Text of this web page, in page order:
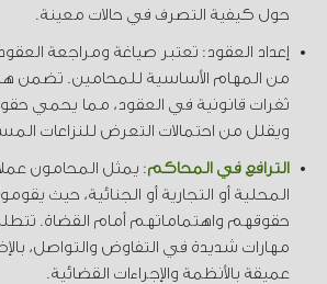
حول كيفية التصرف في حالات معينة.
إعداد العقود: تعتبر صياغة ومراجعة العقود
من المهام الأساسية للمحامين. تضمن
ثغرات قانونية في العقود، مما يحمي
ويقلل من احتمالات التعرض للنزاعات
الترافع في المحاكم: يمثل المحامون
المحلية أو التجارية أو الجنائية، حيث
حقوقهم واهتماماتهم أمام القضاة.
مهارات شديدة في التفاوض والتواصل،
عميقة بالأنظمة والإجراءات القضائية.